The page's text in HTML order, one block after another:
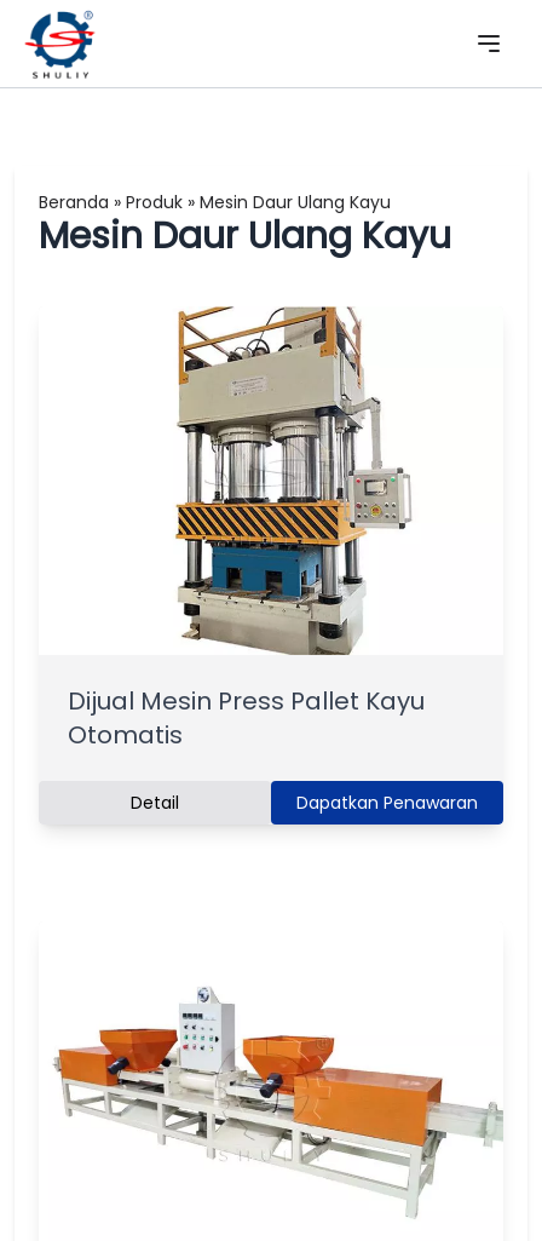
Beranda » Produk » Mesin Daur Ulang Kayu
Mesin Daur Ulang Kayu
Dijual Mesin Press Pallet Kayu
Otomatis
Detail Dapatkan Penawaran